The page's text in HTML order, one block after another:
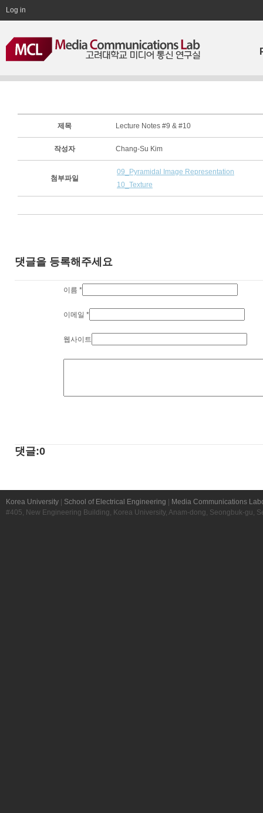
Log in
제목 Lecture Notes #9 & #10
작성자 Chang-Su Kim
첨부파일
09_Pyramidal Image Representation
10_Texture
댓글을 등록해주세요
이름 *
이메일 *
웹사이트
댓글:0
Korea University School of Electrical Engineering
Media Communications
#405, New Engineering Building, Korea University, Anam-dong, Seongbuk-gu,